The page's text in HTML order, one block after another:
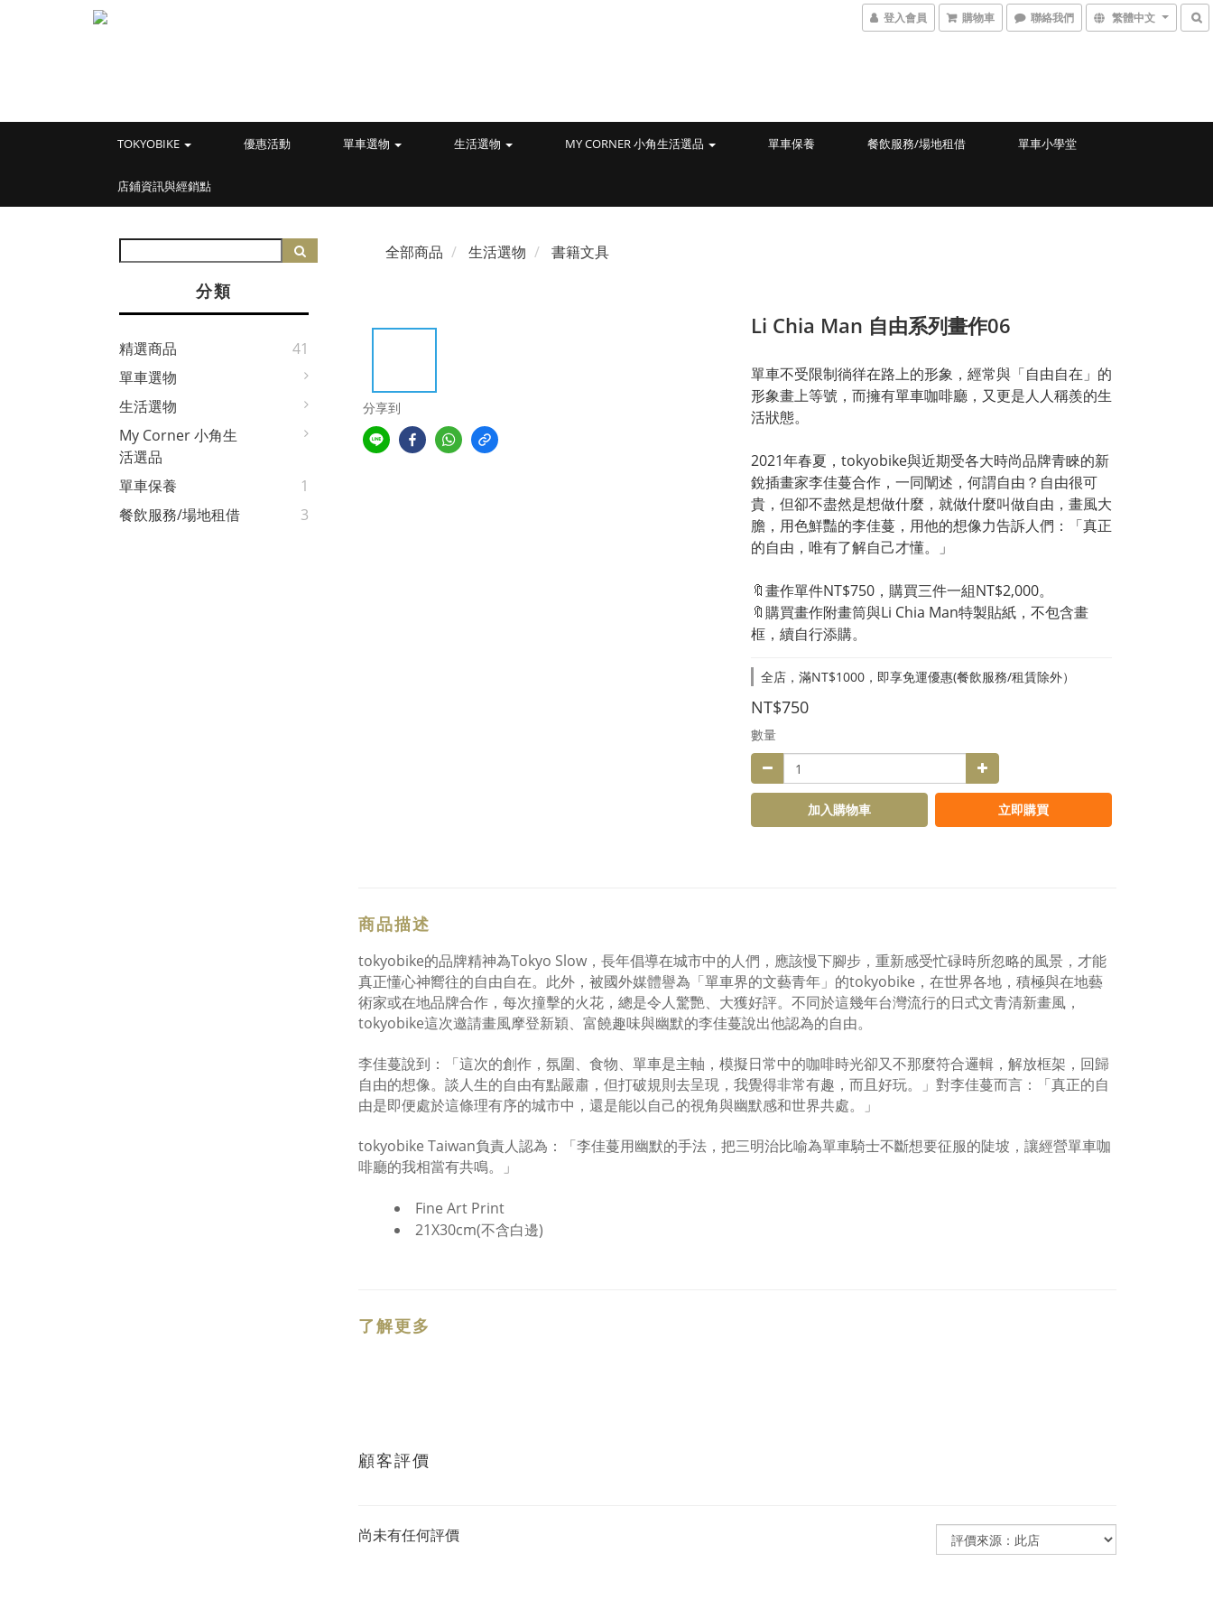
登入會員 購物車 聯絡我們 繁體中文
TOKYOBIKE 優惠活動 單車選物 生活選物 MY CORNER 小角生活選品 單車保養 餐飲服務/場地租借 單車小學堂
店鋪資訊與經銷點
分類
精選商品
41
單車選物
生活選物
My Corner 小角生
活選品
單車保養
1
餐飲服務/場地租借
3
全部商品 生活選物 書籍文具
分享到
Li Chia Man 自由系列畫作06
單車不受限制徜徉在路上的形象，經常與「自由自在」的
形象畫上等號，而擁有單車咖啡廳，又更是人人稱羨的生
活狀態。
2021年春夏，tokyobike與近期受各大時尚品牌青睞的新
銳插畫家李佳蔓合作，一同闡述，何謂自由？自由很可
貴，但卻不盡然是想做什麼，就做什麼叫做自由，畫風大
膽，用色鮮豔的李佳蔓，用他的想像力告訴人們：「真正
的自由，唯有了解自己才懂。」
🔖畫作單件NT$750，購買三件一組NT$2,000。
🔖購買畫作附畫筒與Li Chia Man特製貼紙，不包含畫
框，續自行添購。
全店，滿NT$1000，即享免運優惠(餐飲服務/租賃除外）
NT$750
數量
加入購物車 立即購買
商品描述
tokyobike的品牌精神為Tokyo Slow，長年倡導在城市中的人們，應該慢下腳步，重新感受忙碌時所忽略的風景，才能
真正懂心神嚮往的自由自在。此外，被國外媒體譽為「單車界的文藝青年」的tokyobike，在世界各地，積極與在地藝
術家或在地品牌合作，每次撞擊的火花，總是令人驚艷、大獲好評。不同於這幾年台灣流行的日式文青清新畫風，
tokyobike這次邀請畫風摩登新穎、富饒趣味與幽默的李佳蔓說出他認為的自由。
李佳蔓說到：「這次的創作，氛圍、食物、單車是主軸，模擬日常中的咖啡時光卻又不那麼符合邏輯，解放框架，回歸
自由的想像。談人生的自由有點嚴肅，但打破規則去呈現，我覺得非常有趣，而且好玩。」對李佳蔓而言：「真正的自
由是即便處於這條理有序的城市中，還是能以自己的視角與幽默感和世界共處。」
tokyobike Taiwan負責人認為：「李佳蔓用幽默的手法，把三明治比喻為單車騎士不斷想要征服的陡坡，讓經營單車咖
啡廳的我相當有共鳴。」
Fine Art Print
21X30cm(不含白邊)
了解更多
顧客評價
尚未有任何評價